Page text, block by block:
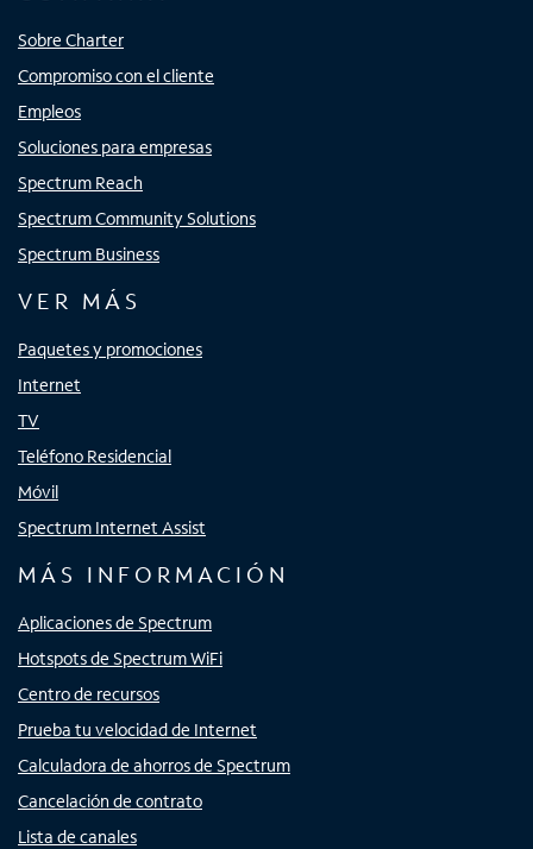
Sobre Charter
Compromiso con el cliente
Empleos
Soluciones para empresas
Spectrum Reach
Spectrum Community Solutions
Spectrum Business
VER MÁS
Paquetes y promociones
Internet
TV
Teléfono Residencial
Móvil
Spectrum Internet Assist
MÁS INFORMACIÓN
Aplicaciones de Spectrum
Hotspots de Spectrum WiFi
Centro de recursos
Prueba tu velocidad de Internet
Calculadora de ahorros de Spectrum
Cancelación de contrato
Lista de canales